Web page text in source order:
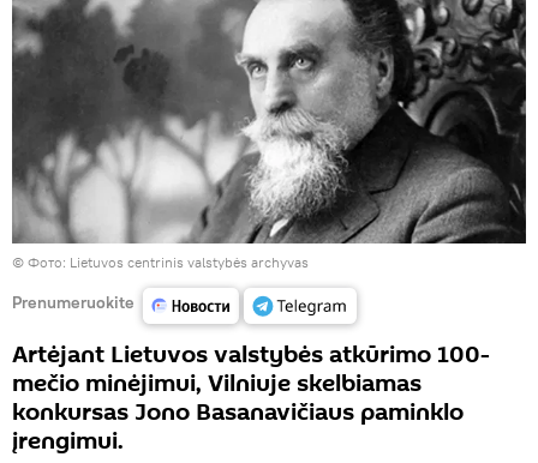
© Фото: Lietuvos centrinis valstybės archyvas
Prenumeruokite
Artėjant Lietuvos valstybės atkūrimo 100-
mečio minėjimui, Vilniuje skelbiamas
konkursas Jono Basanavičiaus paminklo
įrengimui.